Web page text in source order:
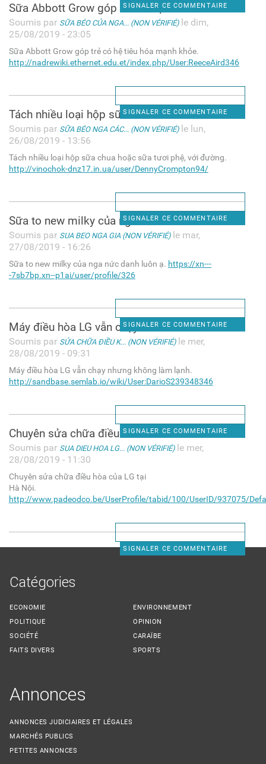
SIGNALER CE COMMENTAIRE
Sữa Abbott Grow góp trẻ có hệ
Soumis par SỮA BÉO CỦA NGA... (NON VÉRIFIÉ)le dim,
25/08/2019 - 23:05
Sữa Abbott Grow góp trẻ có hệ tiêu hóa mạnh khỏe.
http://nadrewiki.ethernet.edu.et/index.php/User:ReeceAird346
SIGNALER CE COMMENTAIRE
Tách nhiều loại hộp sữa chua
Soumis par SỮA BÉO NGA CÁC... (NON VÉRIFIÉ)le lun,
26/08/2019 - 13:56
Tách nhiều loại hộp sữa chua hoặc sữa tươi phệ, với đường.
http://vinochok-dnz17.in.ua/user/DennyCrompton94/
SIGNALER CE COMMENTAIRE
Sữa to new milky của nga nức
Soumis par SUA BEO NGA GIA (NON VÉRIFIÉ)le mar,
27/08/2019 - 16:26
Sữa to new milky của nga nức danh luôn ạ. https://xn---
-7sb7bp.xn--p1ai/user/profile/326
SIGNALER CE COMMENTAIRE
Máy điều hòa LG vẫn chạy
Soumis par SỬA CHỮA ĐIỀU K... (NON VÉRIFIÉ)le mer,
28/08/2019 - 09:31
Máy điều hòa LG vẫn chạy nhưng không làm lạnh.
http://sandbase.semlab.io/wiki/User:DarioS239348346
SIGNALER CE COMMENTAIRE
Chuyên sửa chữa điều hòa của
Soumis par SUA DIEU HOA LG... (NON VÉRIFIÉ)le mer,
28/08/2019 - 11:30
Chuyên sửa chữa điều hòa của LG tại
Hà Nội.
http://www.padeodco.be/UserProfile/tabid/100/UserID/937075/
SIGNALER CE COMMENTAIRE
Catégories
ECONOMIE
POLITIQUE
SOCIÉTÉ
FAITS DIVERS
ENVIRONNEMENT
OPINION
CARAÏBE
SPORTS
Annonces
ANNONCES JUDICIAIRES ET LÉGALES
MARCHÉS PUBLICS
PETITES ANNONCES